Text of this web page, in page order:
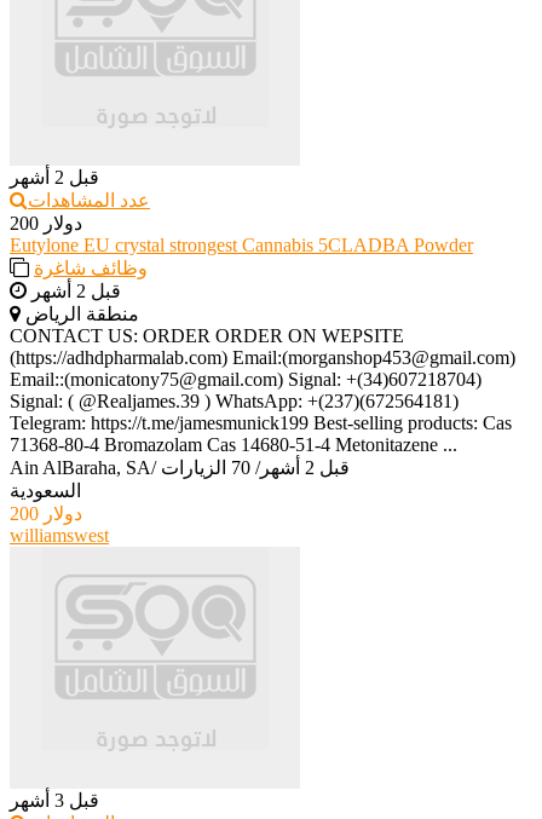
قبل 2 أشهر
عدد المشاهدات
200 دولار
Eutylone EU crystal strongest Cannabis 5CLADBA Powder
وظائف شاغرة
قبل 2 أشهر
منطقة الرياض
CONTACT US: ORDER ORDER ON WEPSITE
(https://adhdpharmalab.com) Email:(morganshop453@gmail.com)
Email::(monicatony75@gmail.com) Signal: +(34)607218704)
Signal: ( @Realjames.39 ) WhatsApp: +(237)(672564181)
Telegram: https://t.me/jamesmunick199 Best-selling products: Cas
71368-80-4 Bromazolam Cas 14680-51-4 Metonitazene ...
Ain AlBaraha, SA/ قبل 2 أشهر / 70 الزيارات
السعودية
200 دولار
williamswest
قبل 3 أشهر